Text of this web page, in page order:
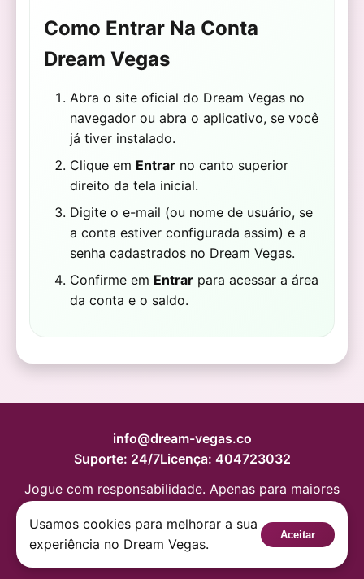
Como Entrar Na Conta
Dream Vegas
Abra o site oficial do Dream Vegas no
navegador ou abra o aplicativo, se você
já tiver instalado.
Clique em Entrarno canto superior
direito da tela inicial.
Digite o e-mail (ou nome de usuário, se
a conta estiver configurada assim) e a
senha cadastrados no Dream Vegas.
Confirme em Entrarpara acessar a área
da conta e o saldo.
info@dream-vegas.co
Suporte: 24/7Licença: 404723032
Jogue com responsabilidade. Apenas para maiores
© 2019 - Dream Vegas.
Usamos cookies para melhorar a sua
experiência no Dream Vegas.
Aceitar